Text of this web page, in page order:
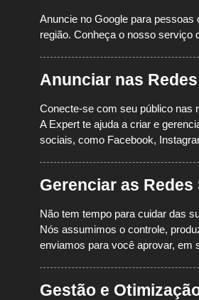
Anuncie no Google para
região. Conheça o nosso serviço
Anunciar nas
Conecte-se com seu público nas
A Expert te ajuda a criar e
sociais, como Facebook,
Gerenciar as Redes
Não tem tempo para cuidar das
Nós assumimos o controle,
enviamos para você aprovar, em
Gestão e